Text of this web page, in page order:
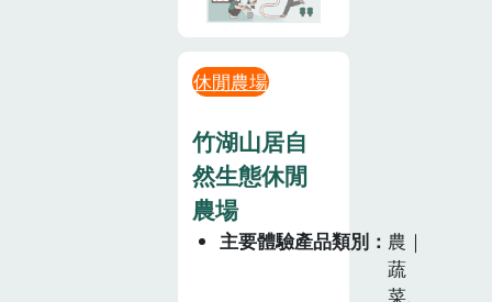
休閒農場
竹湖山居自
然生態休閒
農場
主要體驗產品類別
農｜
蔬
菜、